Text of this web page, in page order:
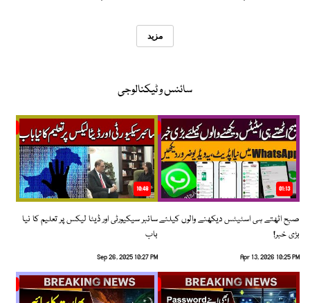
مزید
سائنس و ٹیکنالوجی
01:13
صبح اٹھتے ہی اسٹیٹس دیکھنے والوں کیلئے
بڑی خبر!
Apr 13, 2026 10:25 PM
10:48
سائبر سیکیورٹی اور ڈیٹا لیکس پر تعلیم کا نیا
باب
Sep 26, 2025 10:27 PM